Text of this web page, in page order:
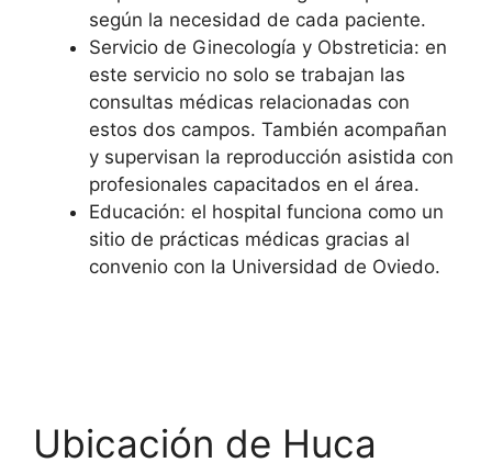
según la necesidad de cada paciente.
Servicio de Ginecología y Obstreticia: en
este servicio no solo se trabajan las
consultas médicas relacionadas con
estos dos campos. También acompañan
y supervisan la reproducción asistida con
profesionales capacitados en el área.
Educación: el hospital funciona como un
sitio de prácticas médicas gracias al
convenio con la Universidad de Oviedo.
Ubicación de Huca